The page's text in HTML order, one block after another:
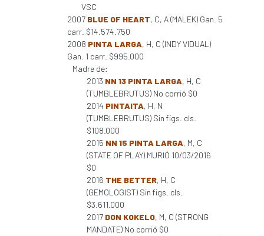
VSC
2007 BLUE OF HEART, C, A (MALEK) Gan. 5
carr. $14.574.750
2008 PINTA LARGA, H, C (INDY VIDUAL)
Gan. 1 carr. $995.000
Madre de:
2013 NN 13 PINTA LARGA, H, C
(TUMBLEBRUTUS) No corrió $0
2014 PINTAITA, H, N
(TUMBLEBRUTUS) Sin figs. cls.
$108.000
2015 NN 15 PINTA LARGA, M, C
(STATE OF PLAY) MURIÓ 10/03/2016
$0
2016 THE BETTER, H, C
(GEMOLOGIST) Sin figs. cls.
$3.611.000
2017 DON KOKELO, M, C (STRONG
MANDATE) No corrió $0